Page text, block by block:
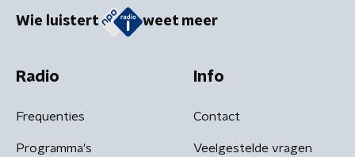
Wie luistert weet meer
Radio
Frequenties
Programma's
Info
Contact
Veelgestelde vragen